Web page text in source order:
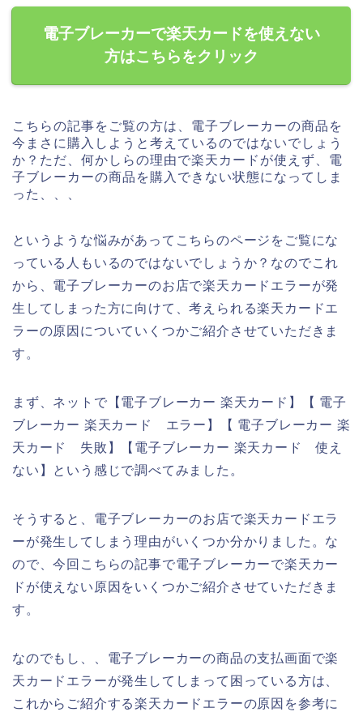
電子ブレーカーで楽天カードを使えない
方はこちらをクリック
こちらの記事をご覧の方は、電子ブレーカーの商品を
今まさに購入しようと考えているのではないでしょう
か？ただ、何かしらの理由で楽天カードが使えず、電
子ブレーカーの商品を購入できない状態になってしま
った、、、
というような悩みがあってこちらのページをご覧にな
っている人もいるのではないでしょうか？なのでこれ
から、電子ブレーカーのお店で楽天カードエラーが発
生してしまった方に向けて、考えられる楽天カードエ
ラーの原因についていくつかご紹介させていただきま
す。
まず、ネットで【電子ブレーカー 楽天カード】【 電子
ブレーカー 楽天カード エラー】【 電子ブレーカー 楽
天カード 失敗】【電子ブレーカー 楽天カード 使え
ない】という感じで調べてみました。
そうすると、電子ブレーカーのお店で楽天カードエラ
ーが発生してしまう理由がいくつか分かりました。な
ので、今回こちらの記事で電子ブレーカーで楽天カー
ドが使えない原因をいくつかご紹介させていただきま
す。
なのでもし、、電子ブレーカーの商品の支払画面で楽
天カードエラーが発生してしまって困っている方は、
これからご紹介する楽天カードエラーの原因を参考に